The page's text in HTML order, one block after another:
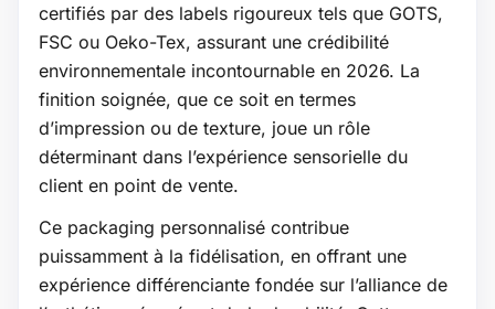
certifiés par des labels rigoureux tels que GOTS,
FSC ou Oeko-Tex, assurant une crédibilité
environnementale incontournable en 2026. La
finition soignée, que ce soit en termes
d’impression ou de texture, joue un rôle
déterminant dans l’expérience sensorielle du
client en point de vente.
Ce packaging personnalisé contribue
puissamment à la fidélisation, en offrant une
expérience différenciante fondée sur l’alliance de